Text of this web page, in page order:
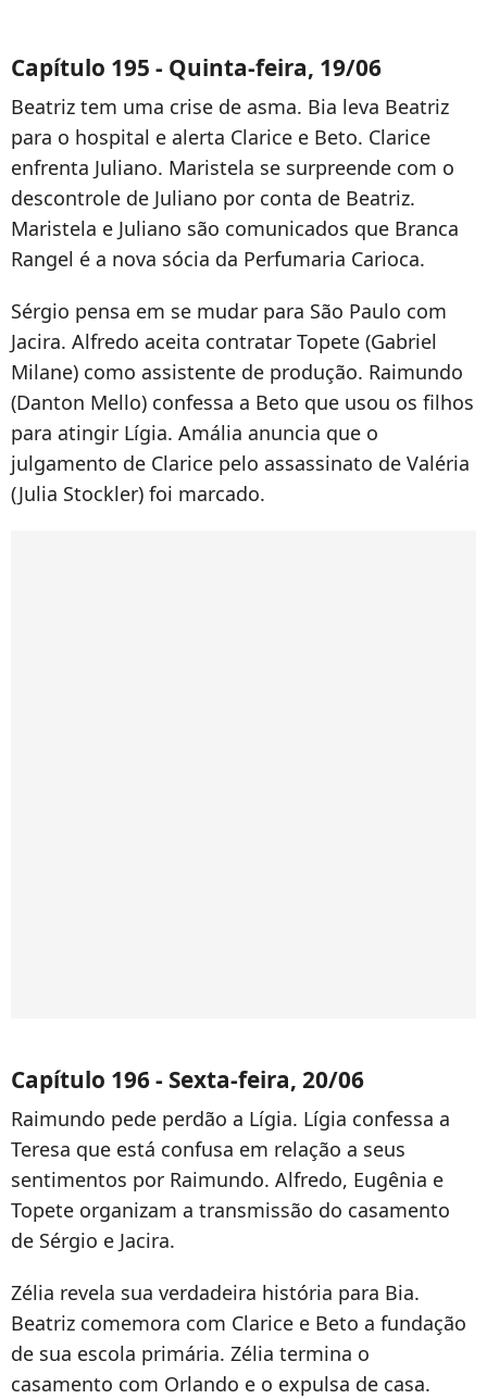
Capítulo 195 - Quinta-feira, 19/06
Beatriz tem uma crise de asma. Bia leva Beatriz
para o hospital e alerta Clarice e Beto. Clarice
enfrenta Juliano. Maristela se surpreende com o
descontrole de Juliano por conta de Beatriz.
Maristela e Juliano são comunicados que Branca
Rangel é a nova sócia da Perfumaria Carioca.
Sérgio pensa em se mudar para São Paulo com
Jacira. Alfredo aceita contratar Topete (Gabriel
Milane) como assistente de produção. Raimundo
(Danton Mello) confessa a Beto que usou os filhos
para atingir Lígia. Amália anuncia que o
julgamento de Clarice pelo assassinato de Valéria
(Julia Stockler) foi marcado.
Capítulo 196 - Sexta-feira, 20/06
Raimundo pede perdão a Lígia. Lígia confessa a
Teresa que está confusa em relação a seus
sentimentos por Raimundo. Alfredo, Eugênia e
Topete organizam a transmissão do casamento
de Sérgio e Jacira.
Zélia revela sua verdadeira história para Bia.
Beatriz comemora com Clarice e Beto a fundação
de sua escola primária. Zélia termina o
casamento com Orlando e o expulsa de casa.